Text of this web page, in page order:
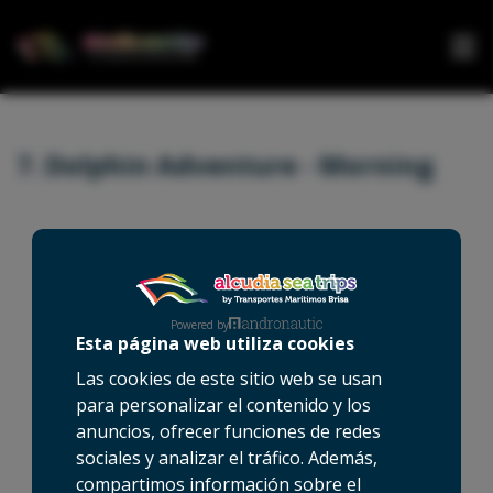
BOAT
EVENTS
7. Dolphin Adventure - Morning
Powered by
Esta página web utiliza cookies
Las cookies de este sitio web se usan
para personalizar el contenido y los
anuncios, ofrecer funciones de redes
sociales y analizar el tráfico. Además,
compartimos información sobre el